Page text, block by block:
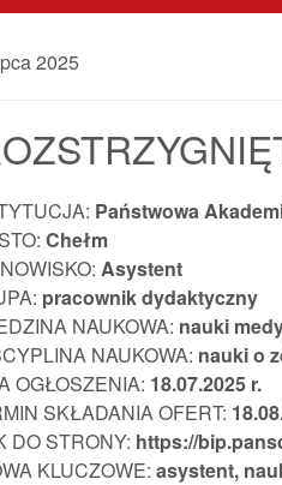
2025
Państwowa
Chełm
Asystent
pracownikdydaktyczny
NAUKOWA: nauki
NAUKOWA: nauki o
OGŁOSZENIA: 18.07.2025 r.
SKŁADANIA OFERT:
DO STRONY: https://
KLUCZOWE: asystent,